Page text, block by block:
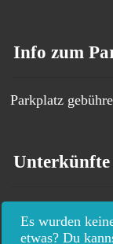
Info zum
Parkplatz
Unterkünfte
Es wurden
etwas? Du